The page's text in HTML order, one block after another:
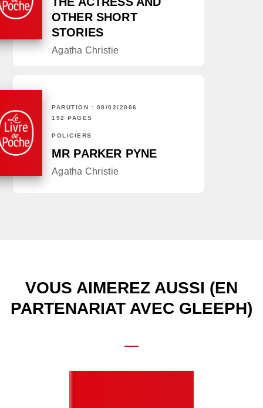
OTHER SHORT
STORIES
Agatha Christie
PARUTION : 08/02/2006
192 PAGES
POLICIERS
MR PARKER PYNE
Agatha Christie
VOUS AIMEREZ AUSSI (EN
PARTENARIAT AVEC GLEEPH)